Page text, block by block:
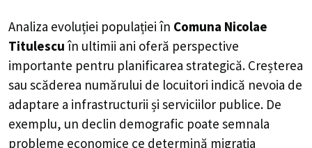
Analiza evoluției populației în Comuna Nicolae
Titulescu în ultimii ani oferă perspective
importante pentru planificarea strategică. Creșterea
sau scăderea numărului de locuitori indică nevoia de
adaptare a infrastructurii și serviciilor publice. De
exemplu, un declin demografic poate semnala
probleme economice ce determină migrația